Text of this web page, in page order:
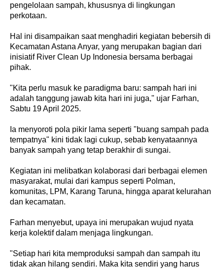
pengelolaan sampah, khususnya di lingkungan
perkotaan.
Hal ini disampaikan saat menghadiri kegiatan bebersih di
Kecamatan Astana Anyar, yang merupakan bagian dari
inisiatif River Clean Up Indonesia bersama berbagai
pihak.
"Kita perlu masuk ke paradigma baru: sampah hari ini
adalah tanggung jawab kita hari ini juga," ujar Farhan,
Sabtu 19 April 2025.
Ia menyoroti pola pikir lama seperti "buang sampah pada
tempatnya" kini tidak lagi cukup, sebab kenyataannya
banyak sampah yang tetap berakhir di sungai.
Kegiatan ini melibatkan kolaborasi dari berbagai elemen
masyarakat, mulai dari kampus seperti Polman,
komunitas, LPM, Karang Taruna, hingga aparat kelurahan
dan kecamatan.
Farhan menyebut, upaya ini merupakan wujud nyata
kerja kolektif dalam menjaga lingkungan.
"Setiap hari kita memproduksi sampah dan sampah itu
tidak akan hilang sendiri. Maka kita sendiri yang harus